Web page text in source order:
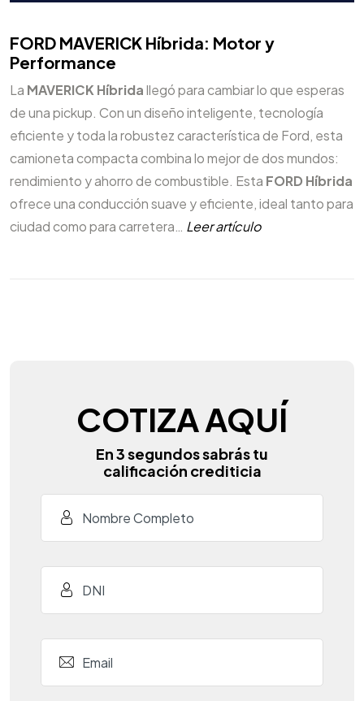
FORD MAVERICK Híbrida: Motor y
Performance
La MAVERICK Híbridallegó para cambiar lo que esperas
de una pickup. Con un diseño inteligente, tecnología
eficiente y toda la robustez característica de Ford, esta
camioneta compacta combina lo mejor de dos mundos:
rendimiento y ahorro de combustible. Esta FORD Híbrida
ofrece una conducción suave y eficiente, ideal tanto para
ciudad como para carretera… Leer artículo
COTIZA AQUÍ
En 3 segundos sabrás tu
calificación crediticia